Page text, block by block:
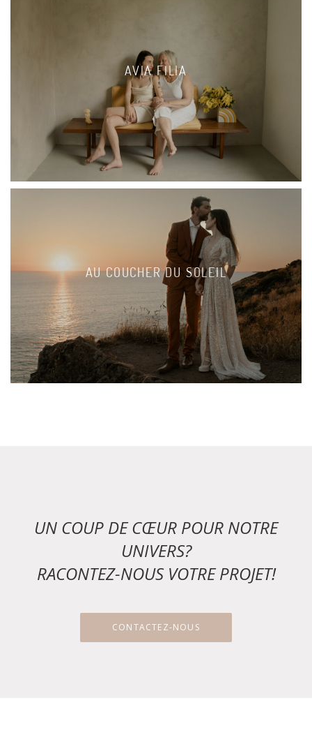
AVIA FILIA
AU COUCHER DU SOLEIL
UN COUP DE CŒUR POUR NOTRE
UNIVERS?
RACONTEZ-NOUS VOTRE PROJET!
CONTACTEZ-NOUS